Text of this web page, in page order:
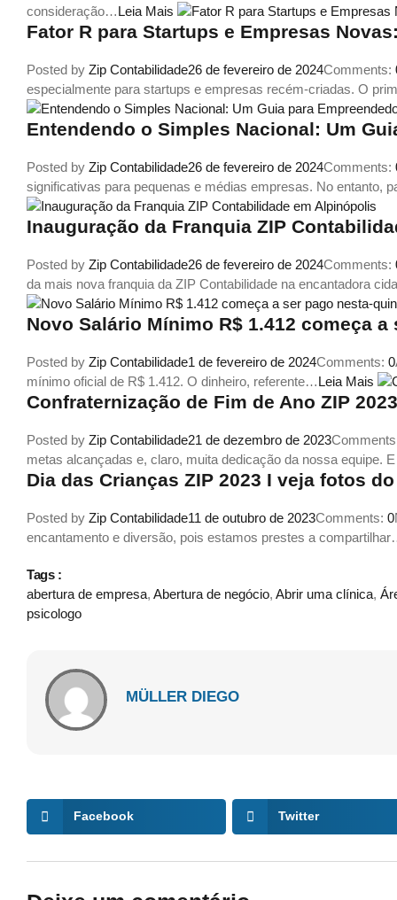
consideração…Leia Mais
Fator R para Startups e Empresas
Posted by Zip Contabilidade26 de fevereiro de 2024Comments:
especialmente para startups e empresas recém-criadas. O
Entendendo o Simples Nacional: Um
Posted by Zip Contabilidade26 de fevereiro de 2024Comments:
significativas para pequenas e médias empresas. No entanto,
Inauguração da Franquia ZIP
Posted by Zip Contabilidade26 de fevereiro de 2024Comments:
da mais nova franquia da ZIP Contabilidade na encantadora
Novo Salário Mínimo R$ 1.412 começa
Posted by Zip Contabilidade1 de fevereiro de 2024Comments: 0
mínimo oficial de R$ 1.412. O dinheiro, referente…Leia Mais
Confraternização de Fim de Ano ZIP
Posted by Zip Contabilidade21 de dezembro de 2023
metas alcançadas e, claro, muita dedicação da nossa equipe.
Dia das Crianças ZIP 2023 I veja fotos
Posted by Zip Contabilidade11 de outubro de 2023Comments: 0
encantamento e diversão, pois estamos prestes a
Tags :
abertura de empresa, Abertura de negócio, Abrir uma clínica,
psicologo
MÜLLER DIEGO
Facebook Twitter